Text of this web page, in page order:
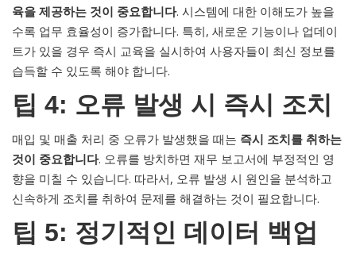
육을 제공하는 것이 중요합니다. 시스템에 대한 이해도가 높을
수록 업무 효율성이 증가합니다. 특히, 새로운 기능이나 업데이
트가 있을 경우 즉시 교육을 실시하여 사용자들이 최신 정보를
습득할 수 있도록 해야 합니다.
팁 4: 오류 발생 시 즉시 조치
매입 및 매출 처리 중 오류가 발생했을 때는 즉시 조치를 취하는
것이 중요합니다. 오류를 방치하면 재무 보고서에 부정적인 영
향을 미칠 수 있습니다. 따라서, 오류 발생 시 원인을 분석하고
신속하게 조치를 취하여 문제를 해결하는 것이 필요합니다.
팁 5: 정기적인 데이터 백업